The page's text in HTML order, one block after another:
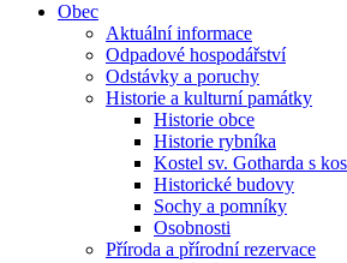
Obec
Aktuální informace
Odpadové hospodářství
Odstávky a poruchy
Historie a kulturní památky
Historie obce
Historie rybníka
Kostel sv. Gotharda s
Historické budovy
Sochy a pomníky
Osobnosti
Příroda a přírodní rezervace